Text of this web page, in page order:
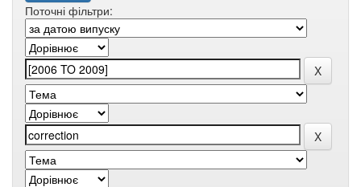
Поточні фільтри: